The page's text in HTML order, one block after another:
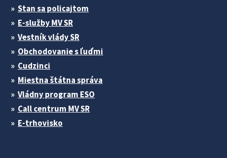
Stan sa policajtom
E-služby MV SR
Vestník vlády SR
Obchodovanie s ľuďmi
Cudzinci
Miestna štátna správa
Vládny program ESO
Call centrum MV SR
E-trhovisko